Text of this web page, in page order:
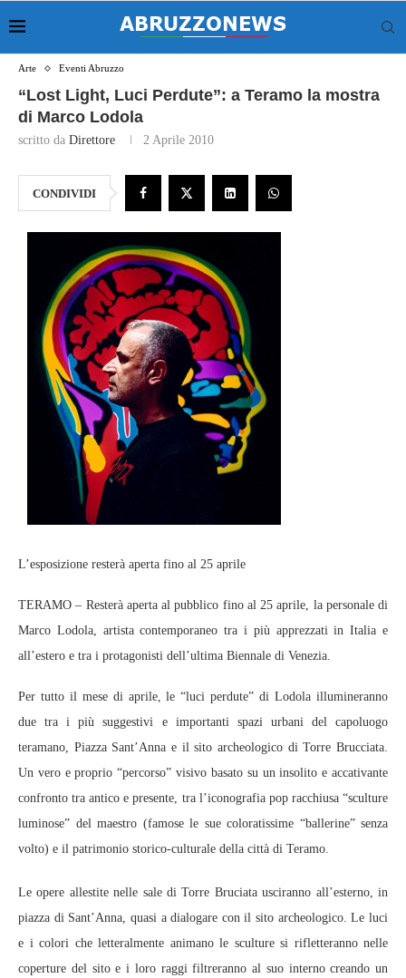
Arte Eventi Abruzzo
“Lost Light, Luci Perdute”: a Teramo la mostra
di Marco Lodola
scritto da Direttore 2 Aprile 2010
CONDIVIDI
L’esposizione resterà aperta fino al 25 aprile
TERAMO – Resterà aperta al pubblico fino al 25 aprile, la personale di
Marco Lodola, artista contemporaneo tra i più apprezzati in Italia e
all’estero e tra i protagonisti dell’ultima Biennale di Venezia.
Per tutto il mese di aprile, le “luci perdute” di Lodola illumineranno
due tra i più suggestivi e importanti spazi urbani del capoluogo
teramano, Piazza Sant’Anna e il sito archeologico di Torre Brucciata.
Un vero e proprio “percorso” visivo basato su un insolito e accativante
confronto tra antico e presente, tra l’iconografia pop racchiusa “sculture
luminose” del maestro (famose le sue coloratissime “ballerine” senza
volto) e il patrimonio storico-culturale della città di Teramo.
Le opere allestite nelle sale di Torre Bruciata usciranno all’esterno, in
piazza di Sant’Anna, quasi a dialogare con il sito archeologico. Le luci
e i colori che letteralmente animano le sculture si rifletteranno nelle
coperture del sito e i loro raggi filtreranno al suo interno creando un